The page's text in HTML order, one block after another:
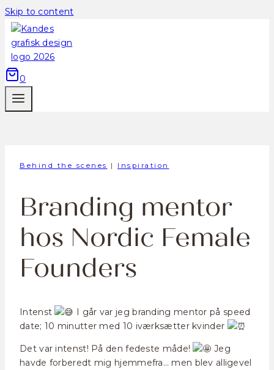
Skip to content
0
Behind the scenes | Inspiration
Branding mentor
hos Nordic Female
Founders
Intenst
I går var jeg branding mentor på speed
date; 10 minutter med 10 iværksætter kvinder
Det var intenst! På den fedeste måde!
Jeg
havde forberedt mig hjemmefra… men blev alligevel